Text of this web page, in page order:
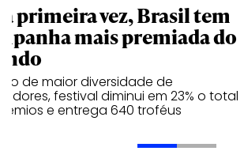
primeira vez, Brasil tem
mais premiada do
de maior diversidade de
festival diminui em 23% o total
e entrega 640 troféus